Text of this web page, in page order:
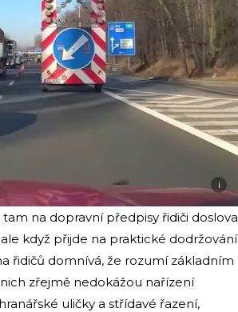
i
na dopravní předpisy řidiči doslova
když přijde na praktické dodržování
řidičů domnívá, že rozumí základním
zřejmě nedokážou nařízení
uličky a střídavé řazení,